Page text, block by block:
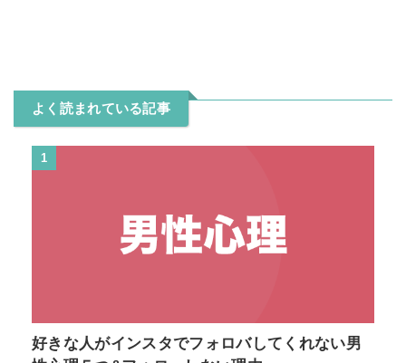
よく読まれている記事
1
好きな人がインスタでフォロバしてくれない男